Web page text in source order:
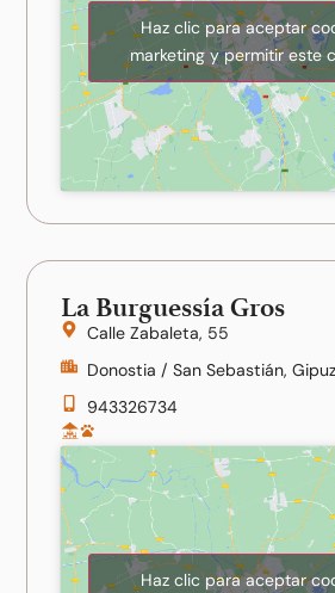
Haz clic para aceptar
marketing y permitir este
La Burguessía Gros
Calle Zabaleta, 55
Donostia / San Sebastián,
943326734
Haz clic para aceptar